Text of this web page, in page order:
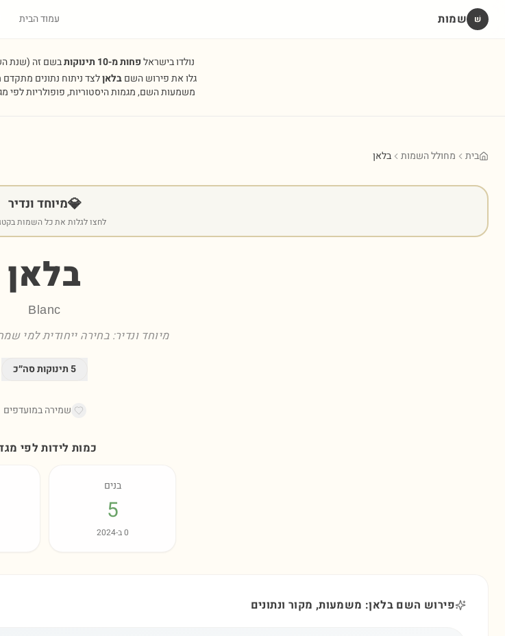
שׁ שמות עמוד הבית
נולדו בישראלפחות מ-10 תינוקות בשם זה (שנת
גלו את פירוש השםבלאןלצד ניתוח נתונים
משמעות השם, מגמות היסטוריות, פופולריות לפי
בית מחולל השמות בלאן
💎מיוחד ונדיר
לחצו לגלות את כל השמות
בלאן
Blanc
מיוחד ונדיר: בחירה ייחודית למי
5תינוקות סה״כ
שמירה במועדפים
כמות לידות לפי
בנים
5
0ב-2024
פירוש השם בלאן: משמעות, מקור ונתונים